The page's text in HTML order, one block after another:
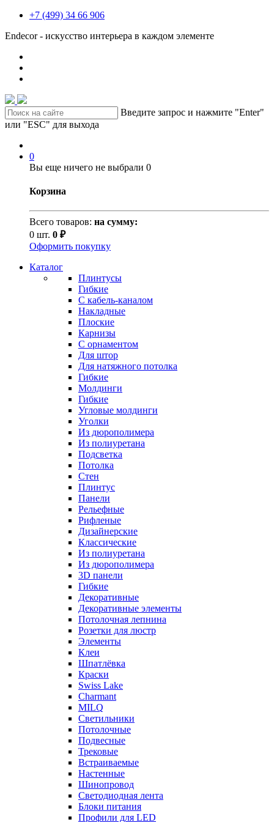
+7 (499) 34 66 906
Endecor - искусство интерьера в каждом элементе
Введите запрос и нажмите "Enter"
или "ESC" для выхода
0
Вы еще ничего не выбрали 0
Корзина
Всего товаров: на сумму:
0 шт. 0 ₽
Оформить покупку
Каталог
Плинтусы
Гибкие
C кабель-каналом
Накладные
Плоские
Карнизы
С орнаментом
Для штор
Для натяжного потолка
Гибкие
Молдинги
Гибкие
Угловые молдинги
Уголки
Из дюрополимера
Из полиуретана
Подсветка
Потолка
Стен
Плинтус
Панели
Рельефные
Рифленые
Дизайнерские
Классические
Из полиуретана
Из дюрополимера
3D панели
Гибкие
Декоративные
Декоративные элементы
Потолочная лепнина
Розетки для люстр
Элементы
Клеи
Шпатлёвка
Краски
Swiss Lake
Charmant
MILQ
Светильники
Потолочные
Подвесные
Трековые
Встраиваемые
Настенные
Шинопровод
Светодиодная лента
Блоки питания
Профили для LED